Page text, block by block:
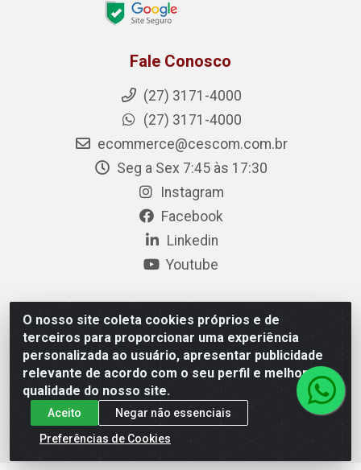
O nosso site coleta cookies próprios e de
terceiros para proporcionar uma experiência
personalizada ao usuário, apresentar publicidade
relevante de acordo com o seu perfil e melhorar a
qualidade do nosso site.
Aceito
Negar não essenciais
Preferências de Cookies
Fale Conosco
(27) 3171-4000
(27) 3171-4000
ecommerce@cescom.com.br
Seg a Sex 7:45 às 17:30
Instagram
Facebook
Linkedin
Youtube
Cescom Distribuidor - Rodovia BR 101, Km 163, S/N –
Rio Quartel, Linhares/ES – CEP 29.900-983 – CNPJ
27.724.509/0001-33